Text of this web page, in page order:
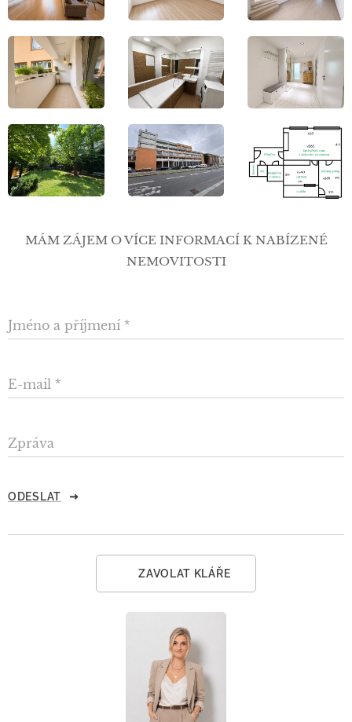
MÁM ZÁJEM O VÍCE INFORMACÍ K NABÍZENÉ
NEMOVITOSTI
Jméno a příjmení
E-mail
Zpráva
ODESLAT
📞 ZAVOLAT KLÁŘE